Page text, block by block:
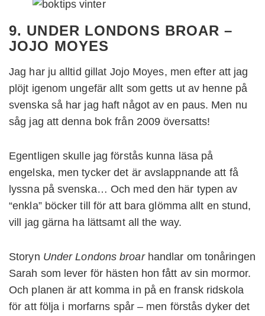
9. UNDER LONDONS BROAR –
JOJO MOYES
Jag har ju alltid gillat Jojo Moyes, men efter att jag
plöjt igenom ungefär allt som getts ut av henne på
svenska så har jag haft något av en paus. Men nu
såg jag att denna bok från 2009 översatts!
Egentligen skulle jag förstås kunna läsa på
engelska, men tycker det är avslappnande att få
lyssna på svenska… Och med den här typen av
“enkla” böcker till för att bara glömma allt en stund,
vill jag gärna ha lättsamt all the way.
Storyn Under Londons broar handlar om tonåringen
Sarah som lever för hästen hon fått av sin mormor.
Och planen är att komma in på en fransk ridskola
för att följa i morfarns spår – men förstås dyker det